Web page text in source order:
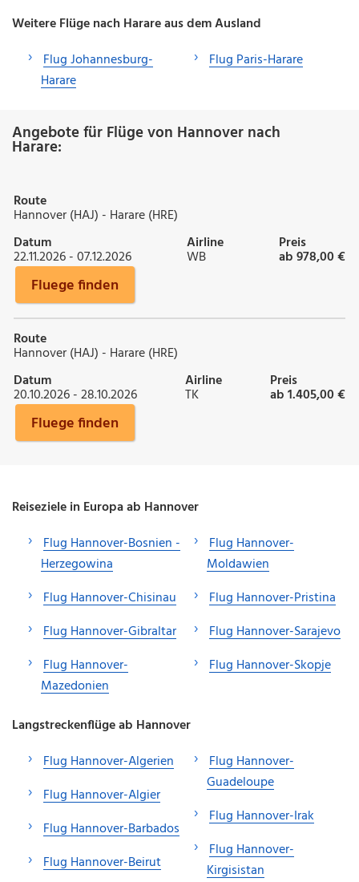
Weitere Flüge nach Harare aus dem Ausland
Flug Johannesburg-
Harare
Flug Paris-Harare
Angebote für Flüge von Hannover nach
Harare:
Route
Hannover (HAJ) - Harare (HRE)
Datum
22.11.2026 - 07.12.2026
Airline
WB
Preis
ab 978,00 €
Fluege finden
Route
Hannover (HAJ) - Harare (HRE)
Datum
20.10.2026 - 28.10.2026
Airline
TK
Preis
ab 1.405,00 €
Fluege finden
Reiseziele in Europa ab Hannover
Flug Hannover-Bosnien -
Herzegowina
Flug Hannover-Chisinau
Flug Hannover-Gibraltar
Flug Hannover-
Mazedonien
Flug Hannover-
Moldawien
Flug Hannover-Pristina
Flug Hannover-Sarajevo
Flug Hannover-Skopje
Langstreckenflüge ab Hannover
Flug Hannover-Algerien
Flug Hannover-Algier
Flug Hannover-Barbados
Flug Hannover-Beirut
Flug Hannover-
Guadeloupe
Flug Hannover-Irak
Flug Hannover-
Kirgisistan